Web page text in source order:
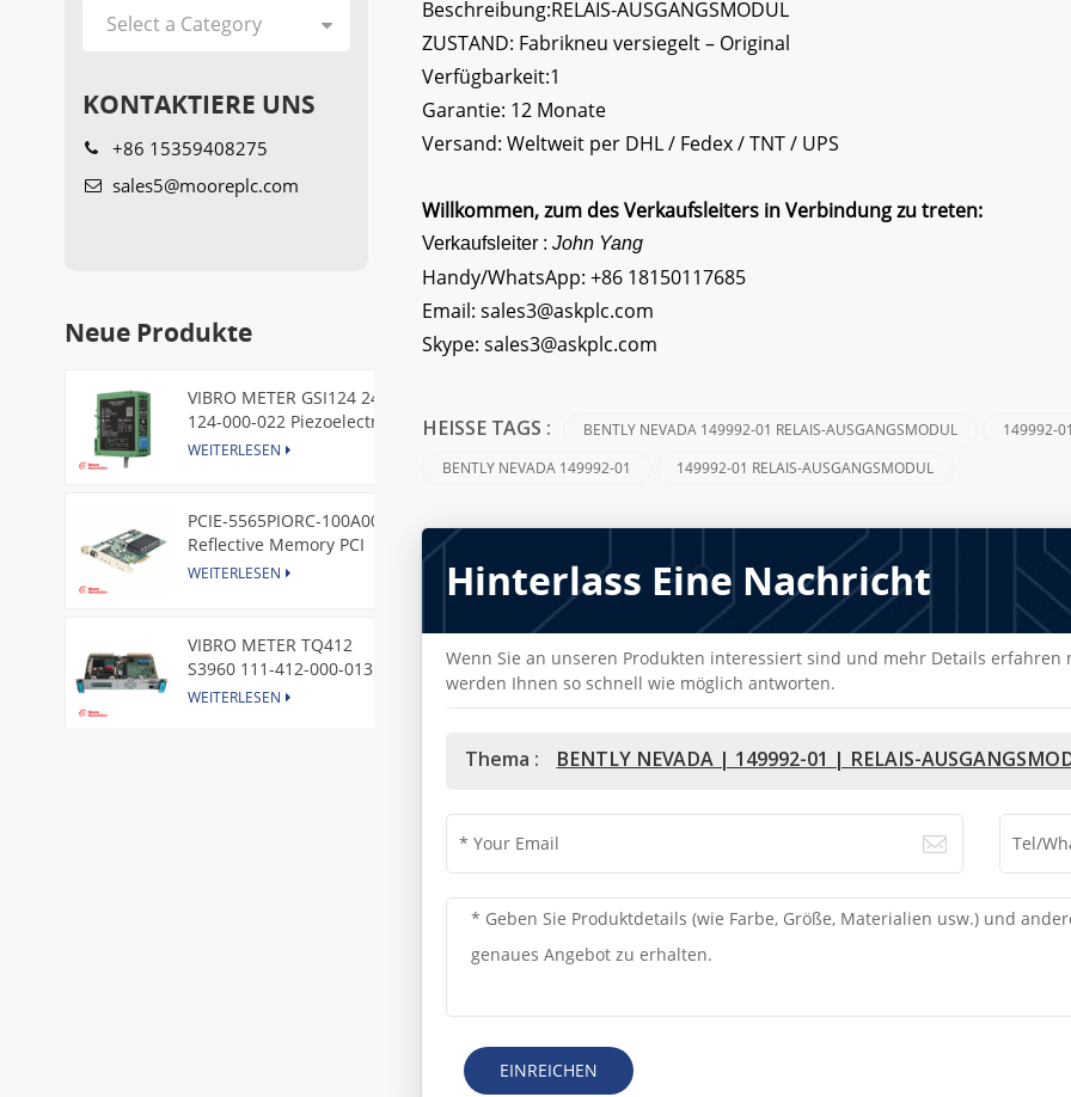
Beschreibung:RELAIS-AUSGANGSMODUL
ZUSTAND: Fabrikneu versiegelt – Original
Verfügbarkeit:1
Garantie: 12 Monate
Versand: Weltweit per DHL / Fedex / TNT / UPS
Willkommen, zum des Verkaufsleiters in Verbindung zu treten:
Verkaufsleiter :John Yang
Handy/WhatsApp:+86 18150117685
Email: sales3@askplc.com
Skype:sales3@askplc.com
HEISSE TAGS : BENTLY NEVADA 149992-01 RELAIS-AUSGANGSMODUL
149992-
BENTLY NEVADA 149992-01
149992-01 RELAIS-AUSGANGSMODUL
Hinterlass Eine Nachricht
Wenn Sie an unseren Produkten interessiert sind und mehr Details
werden Ihnen so schnell wie möglich antworten.
Thema : BENTLY NEVADA | 149992-01 | RELAIS-
EINREICHEN
KONTAKTIERE UNS
+86 15359408275
sales5@mooreplc.com
Neue Produkte
VIBRO METER GSI124 244-
124-000-022 Piezoelectric
Pressure Transducer
WEITERLESEN
PCIE-5565PIORC-100A00
Reflective Memory PCI
Express Node Card /GE
WEITERLESEN
VIBRO METER TQ412
S3960 111-412-000-013
Reverse Mount
WEITERLESEN